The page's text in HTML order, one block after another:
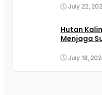
July 22,
Hutan
Menjaga
July 18,